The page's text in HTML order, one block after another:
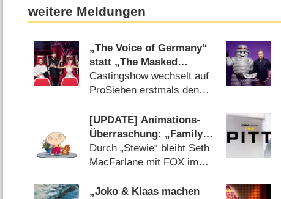
weitere Meldungen
„The Voice of Germany“
statt „The Masked
Singer“ am
Samstagabend
Castingshow wechselt auf
ProSieben erstmals den
[UPDATE] Animations-
Überraschung: „Family
Guy“ erhält nach 24
Staffeln neues Spin-off
Durch „Stewie“ bleibt Seth
MacFarlane mit FOX im
„Joko & Klaas machen